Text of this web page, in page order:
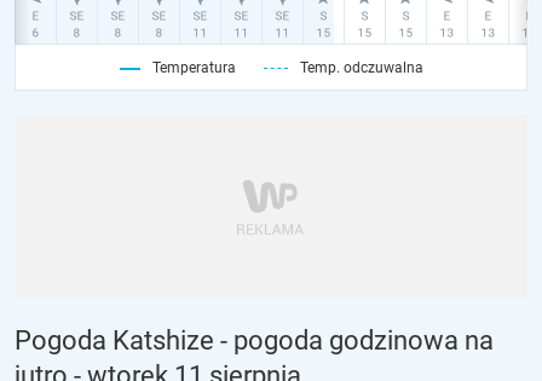
Temperatura Temp. odczuwalna
Pogoda Katshize - pogoda godzinowa na